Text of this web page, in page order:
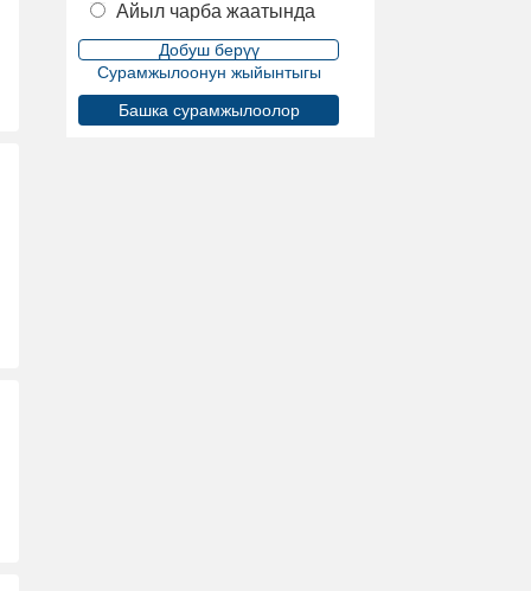
Айыл чарба жаатында
Сурамжылоонун жыйынтыгы
Башка сурамжылоолор